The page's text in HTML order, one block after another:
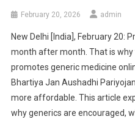
February 20, 2026 admin
New Delhi [India], February 20:
month after month. That is
promotes generic medicine
Bhartiya Jan Aushadhi
more affordable. This article
why generics are encouraged,